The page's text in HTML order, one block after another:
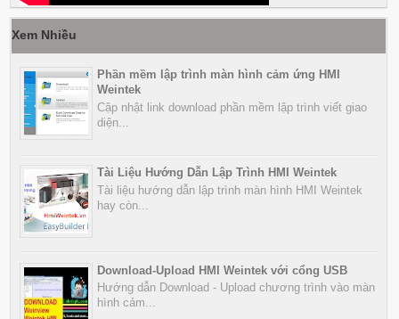
Xem Nhiều
Phần mềm lập trình màn hình cảm ứng HMI
Weintek
Cập nhật link download phần mềm lập trình viết giao
diện...
Tài Liệu Hướng Dẫn Lập Trình HMI Weintek
Tài liệu hướng dẫn lập trình màn hình HMI Weintek
hay còn...
Download-Upload HMI Weintek với cổng USB
Hướng dẫn Download - Upload chương trình vào màn
hình cảm...